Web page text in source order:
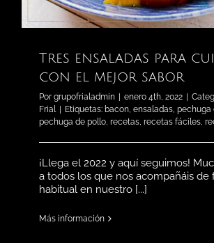
Tres ensaladas para
con el mejor sabor
Por grupofrialadmin | enero 4th, 2022 |
Frial
| Etiquetas: bacon ensaladas pechuga
pechuga de pollo recetas recetas fáciles
¡Llega el 2022 y aquí seguimos!
a todos los que nos acompañáis de
habitual en nuestro [...]
Más información